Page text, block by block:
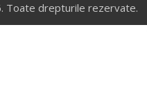
Toate drepturile rezervate.